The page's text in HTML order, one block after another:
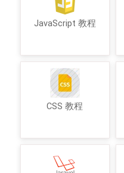
JavaScript 教程
CSS 教程